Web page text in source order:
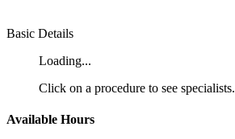
Basic Details
Loading...
Click on a procedure to see specialists.
Available Hours